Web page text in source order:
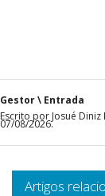
Gestor \ Entrada
Escrito por Josué
07/08/2026.
Artigos